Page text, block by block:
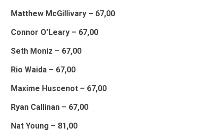
Matthew McGillivary – 67,00
Connor O’Leary – 67,00
Seth Moniz – 67,00
Rio Waida – 67,00
Maxime Huscenot – 67,00
Ryan Callinan – 67,00
Nat Young – 81,00